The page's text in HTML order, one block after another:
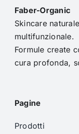
Faber-Organic
Skincare
multifunzionale.
Formule create
cura profonda,
Pagine
Prodotti